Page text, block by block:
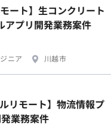
ート】生コンクリート
アプリ開発業務案件
ニア
川越市
リモート】物流情報プ
業務案件